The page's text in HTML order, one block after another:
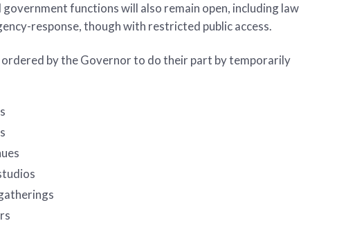
government functions will also remain open, including law
response, though with restricted public access.
ordered by the Governor to do their part by temporarily